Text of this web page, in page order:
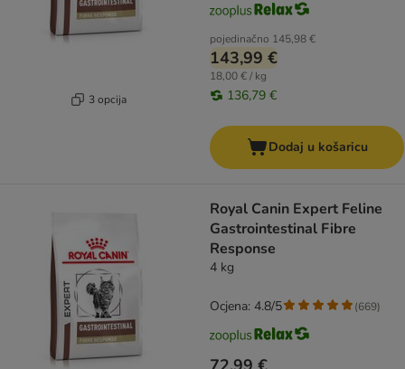
3 opcija
pojedinačno 145,98 €
143,99 €
18,00 € / kg
136,79 €
Dodaj u košaricu
​​​​​​​Royal Canin Expert Feline
Gastrointestinal Fibre
Response
4 kg
Ocjena: 4.8/5 (669)